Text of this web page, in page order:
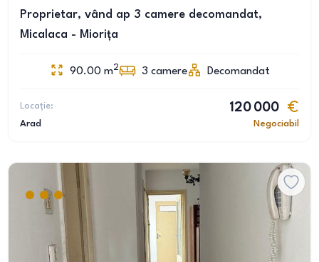
Proprietar, vând ap 3 camere decomandat,
Micalaca - Miorița
90.00 m2 3 camere Decomandat
Locație:
Arad
120 000
Negociabil